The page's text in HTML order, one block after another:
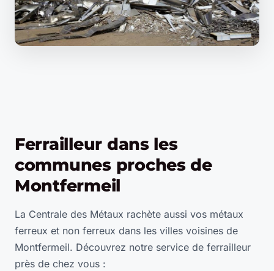
Ferrailleur dans les
communes proches de
Montfermeil
La Centrale des Métaux rachète aussi vos métaux
ferreux et non ferreux dans les villes voisines de
Montfermeil. Découvrez notre service de ferrailleur
près de chez vous :